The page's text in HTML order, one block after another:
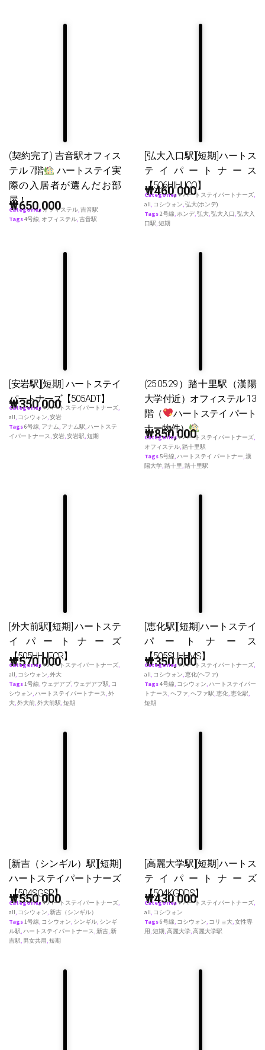
(契約完了) 吉音駅オフィス
テル 7階
ハートステイ実
際の入居者が選んだお部
屋！
₩650,000
Categoriesオフィステル,吉音駅
Tags4号線, オフィステル,吉音駅
[弘大入口駅][短期]ハートス
テイパートナース
【506HIHUCO】
₩460,000
Categories♥ ハートステイパートナーズ,
all, コシウォン,弘大(ホンデ)
Tags2号線,ホンデ,弘大,弘大入口,弘大入
口駅,短期
[安岩駅][短期] ハートステイ
パートナーズ【505ADT】
₩350,000
Categories♥ ハートステイパートナーズ,
all, コシウォン,安岩
Tags6号線, アナム, アナム駅,ハートステ
イパートナース,安岩,安岩駅,短期
(25.05.29）踏十里駅（漢陽
大学付近）オフィステル 13
階（
ハートステイ パート
ナー物件）
₩850,000
Categories♥ ハートステイパートナーズ,
オフィステル,踏十里駅
Tags 5号線,ハートステイ パートナー,漢
陽大学,踏十里,踏十里駅
[外大前駅][短期] ハートステ
イパートナーズ
【505HHUFCR】
₩570,000
Categories♥ ハートステイパートナーズ,
all, コシウォン,外大
Tags1号線, ウェデアプ, ウェデアプ駅, コ
シウォン,ハートステイパートナース,外
大,外大前,外大前駅,短期
[恵化駅][短期]ハートステイ
パートナース
【505SUHHMS】
₩350,000
Categories♥ ハートステイパートナーズ,
all, コシウォン,恵化(ヘファ)
Tags4号線, コシウォン,ハートステイパー
トナース,ヘファ,ヘファ駅,恵化,恵化駅,
短期
[新吉（シンギル）駅][短期]
ハートステイパートナーズ
【504SGSP】
₩550,000
Categories♥ ハートステイパートナーズ,
all, コシウォン,新吉（シンギル）
Tags1号線, コシウォン, シンギル, シンギ
ル駅,ハートステイパートナース,新吉,新
吉駅, 男女共用,短期
[高麗大学駅][短期]ハートス
テイパートナーズ
【504KGDDS】
₩430,000
Categories♥ ハートステイパートナーズ,
all, コシウォン
Tags6号線, コシウォン, コリョ大,女性専
用,短期,高麗大学,高麗大学駅